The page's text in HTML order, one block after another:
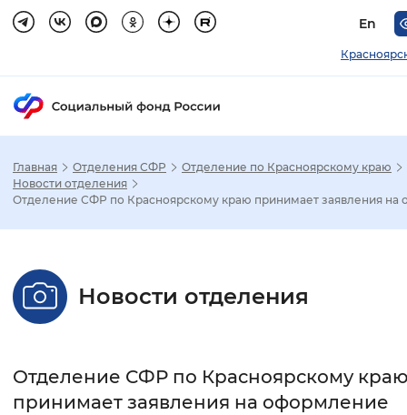
En
Настройка режима отображения
Стандартный Увеличенный
С засечками
Главная Отделения СФР
Отделение по Красноярскому краю
Новости отделения
Отделение СФР по Красноярскому краю принимает заявления на
Новости отделения
Отделение СФР по Красноярскому
принимает заявления на оформление